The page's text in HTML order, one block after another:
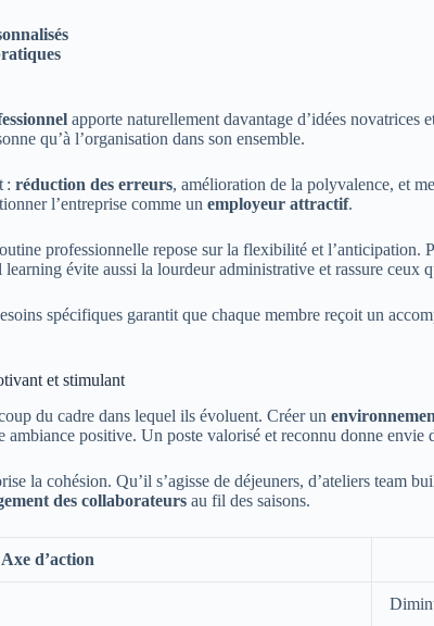
apporte naturellement davantage d’idées
qu’à l’organisation dans son ensemble.
: réduction des erreurs, amélioration de la polyvalence, et
l’entreprise comme un employeur attractif.
professionnelle repose sur la flexibilité et l’anticipation.
évite aussi la lourdeur administrative et rassure ceux
spécifiques garantit que chaque membre reçoit un
et stimulant
du cadre dans lequel ils évoluent. Créer un
ambiance positive. Un poste valorisé et reconnu donne
la cohésion. Qu’il s’agisse de déjeuners, d’ateliers team
des collaborateurs au fil des saisons.
Axe d’action